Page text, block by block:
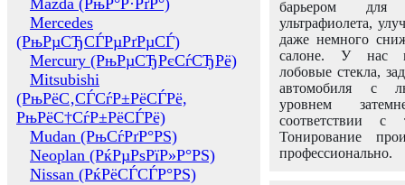
Mazda (РњР°Р·РґР°)
Mercedes
(РњРµСЂСЃРµРґРµСЃ)
Mercury (РњРµСЂРєСѓСЂРё)
Mitsubishi
(РњРёС‚СЃСѓР±РёСЃРё,
РњРёС†СѓР±РёСЃРё)
Mudan (РњСѓРґР°РЅ)
Neoplan (РќРµРѕРїР»Р°РЅ)
Nissan (РќРёСЃСЃР°РЅ)
барьером для
ультрафиолета,
даже немного
салоне. У нас
лобовые стекла,
автомобиля с
уровнем
соответствии с
Тонирование
профессионально.